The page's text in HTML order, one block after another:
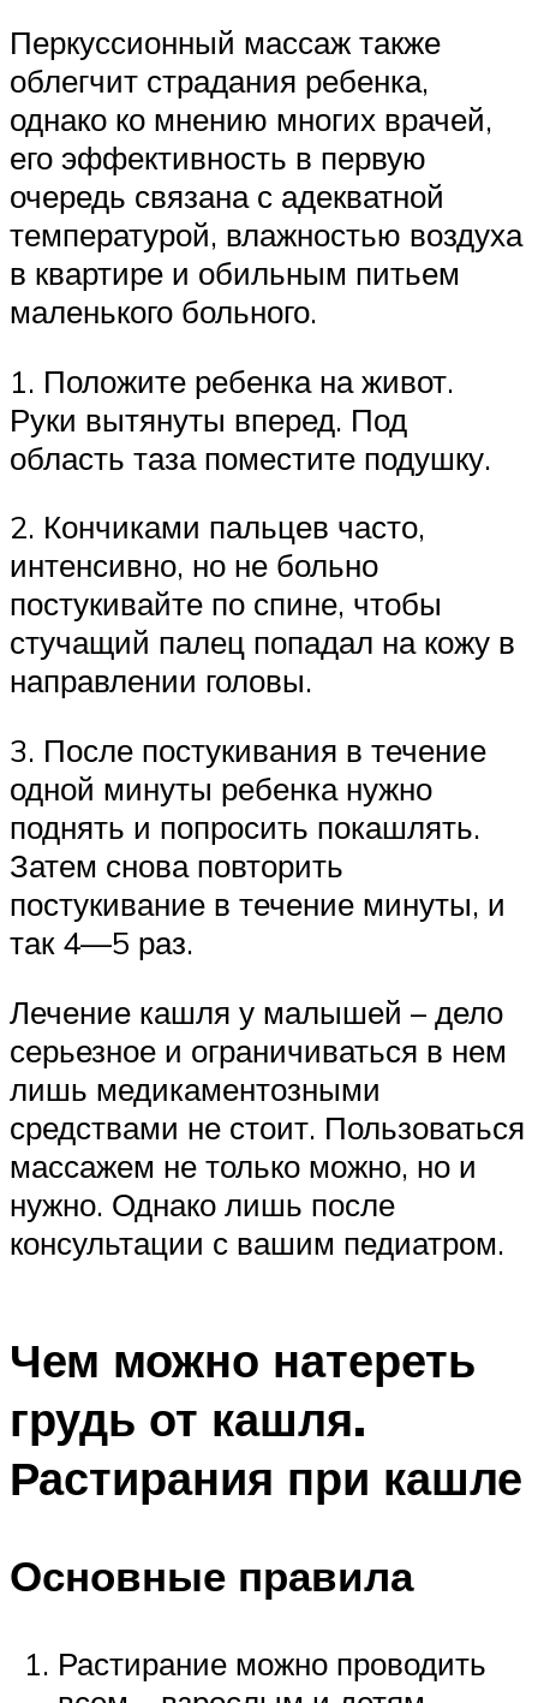
Перкуссионный массаж также
облегчит страдания ребенка,
однако ко мнению многих врачей,
его эффективность в первую
очередь связана с адекватной
температурой, влажностью воздуха
в квартире и обильным питьем
маленького больного.
1. Положите ребенка на живот.
Руки вытянуты вперед. Под
область таза поместите подушку.
2. Кончиками пальцев часто,
интенсивно, но не больно
постукивайте по спине, чтобы
стучащий палец попадал на кожу в
направлении головы.
3. После постукивания в течение
одной минуты ребенка нужно
поднять и попросить покашлять.
Затем снова повторить
постукивание в течение минуты, и
так 4—5 раз.
Лечение кашля у малышей – дело
серьезное и ограничиваться в нем
лишь медикаментозными
средствами не стоит. Пользоваться
массажем не только можно, но и
нужно. Однако лишь после
консультации с вашим педиатром.
Чем можно натереть
грудь от кашля.
Растирания при кашле
Основные правила
Растирание можно проводить